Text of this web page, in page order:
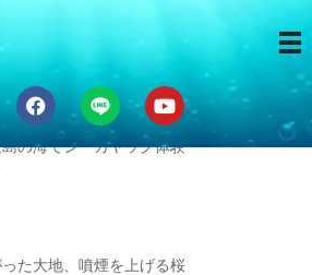
島
の海でシーカヤック体験
た大地、噴煙を上げる桜